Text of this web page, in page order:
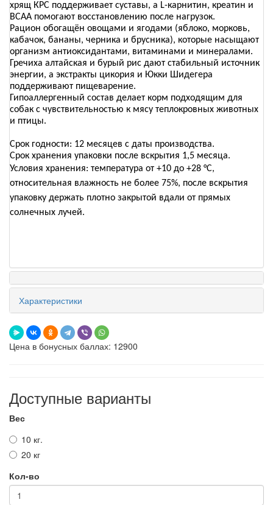
хрящ КРС поддерживает суставы, а L-карнитин, креатин и
ВСАА помогают восстановлению после нагрузок.
Рацион обогащён овощами и ягодами (яблоко, морковь,
кабачок, бананы, черника и брусника), которые насыщают
организм антиоксидантами, витаминами и минералами.
Гречиха алтайская и бурый рис дают стабильный источник
энергии, а экстракты цикория и Юкки Шидегера
поддерживают пищеварение.
Гипоаллергенный состав делает корм подходящим для
собак с чувствительностью к мясу теплокровных животных
и птицы.
Срок годности: 12 месяцев с даты производства.
Срок хранения упаковки после вскрытия 1,5 месяца.
Условия хранения: температура от +10 до +28 °C,
относительная влажность не более 75%, после вскрытия
упаковку держать плотно закрытой вдали от прямых
солнечных лучей.
Характеристики
Цена в бонусных баллах: 12900
Доступные варианты
Вес
10 кг.
20 кг
Кол-во